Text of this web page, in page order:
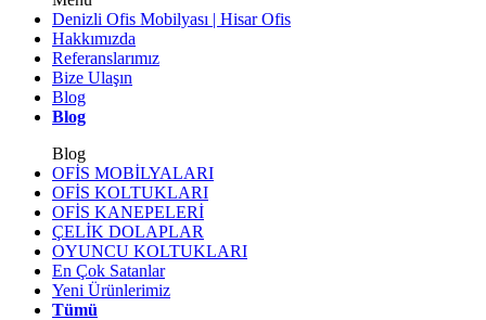
Denizli Ofis Mobilyası | Hisar Ofis
Hakkımızda
Referanslarımız
Bize Ulaşın
Blog
Blog
Blog
OFİS MOBİLYALARI
OFİS KOLTUKLARI
OFİS KANEPELERİ
ÇELİK DOLAPLAR
OYUNCU KOLTUKLARI
En Çok Satanlar
Yeni Ürünlerimiz
Tümü